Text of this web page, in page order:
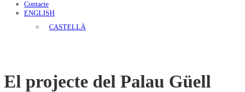
Contacte
ENGLISH
CASTELLÀ
El projecte del Palau Güell